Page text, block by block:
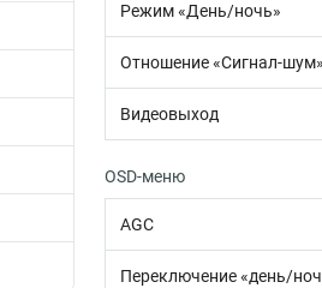
Режим «День/ночь»
Отношение «Сигнал-шум»
Видеовыход
OSD-меню
AGC
Переключение «день/